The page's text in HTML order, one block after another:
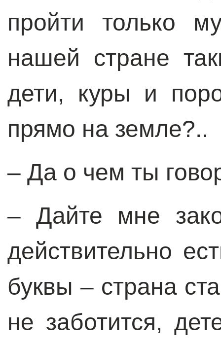
пройти только
нашей стране
дети, куры и
прямо на земле?..
– Да о чем ты
– Дайте мне
действительно
буквы – страна
не заботится,